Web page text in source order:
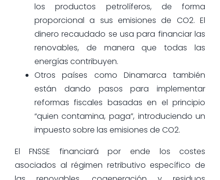
los productos petrolíferos, de forma
proporcional a sus emisiones de CO2. El
dinero recaudado se usa para financiar las
renovables, de manera que todas las
energías contribuyen.
Otros países como Dinamarca también
están dando pasos para implementar
reformas fiscales basadas en el principio
“quien contamina, paga”, introduciendo un
impuesto sobre las emisiones de CO2.
El FNSSE financiará por ende los costes
asociados al régimen retributivo específico de